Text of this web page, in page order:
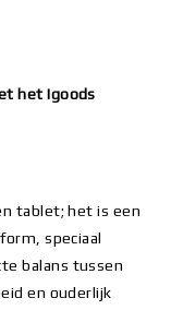
het Igoods
tablet; het is een
speciaal
balans tussen
en ouderlijk